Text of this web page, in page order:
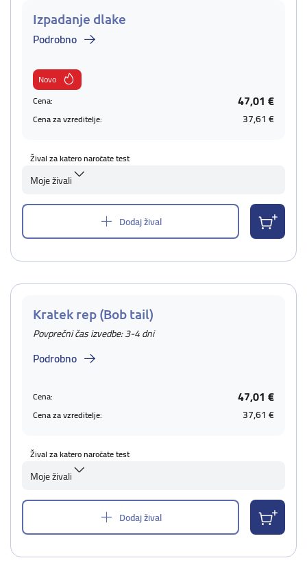
Izpadanje dlake
Podrobno
Novo
Cena:
47,01 €
Cena za vzreditelje: 37,61 €
Žival za katero naročate test
Moje živali
Dodaj žival
Kratek rep (Bob tail)
Povprečni čas izvedbe: 3-4 dni
Podrobno
Cena: 47,01 €
Cena za vzreditelje: 37,61 €
Žival za katero naročate test
Moje živali
Dodaj žival